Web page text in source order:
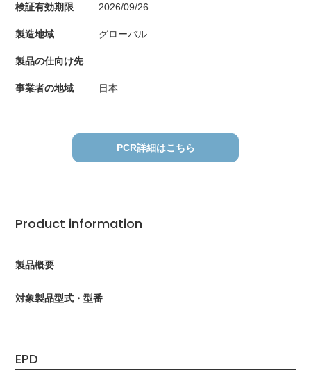
検証有効期限 2026/09/26
製造地域 グローバル
製品の仕向け先
事業者の地域 日本
PCR詳細はこちら
Product information
製品概要
対象製品型式・型番
EPD